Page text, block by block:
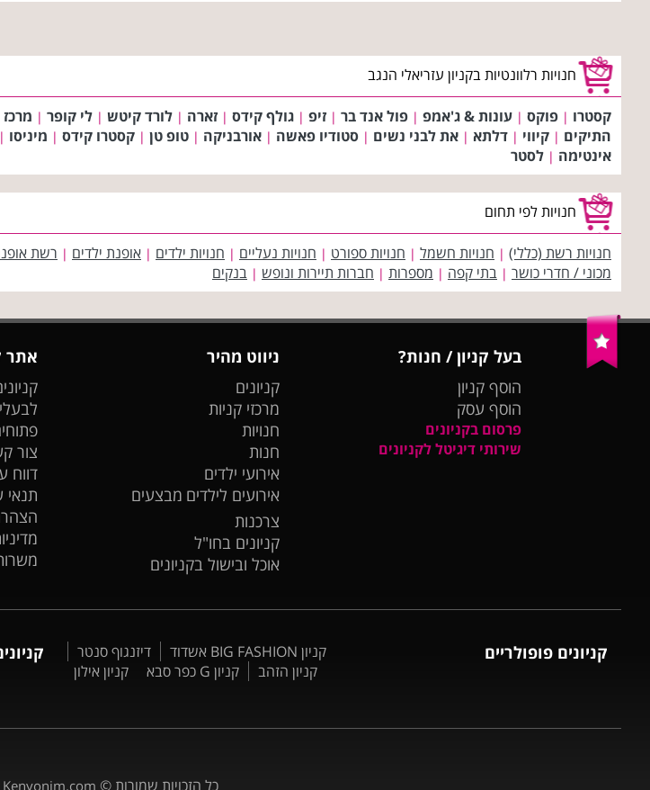
חנויות רלוונטיות בקניון עזריאלי הנגב
קסטרו | פוקס | עונות & ג'אמפ | פול אנד בר | זיפ | גולף קידס | זארה | לורד קיטש | לי קופר |
התיקים | קיווי | דלתא | את לבני נשים | סטודיו פאשה | אורבניקה | טופ טן | קסטרו קידס | מיניסו |
אינטימה | לסטר
חנויות לפי תחום
חנויות רשת (כללי) | חנויות חשמל | חנויות ספורט | חנויות נעליים | חנויות ילדים | אופנת ילדים | רשת
מכוני / חדרי כושר | בתי קפה | מספרות | חברות תיירות ונופש | בנקים
בעל קניון / חנות?
הוסף קניון
הוסף עסק
פרסום בקניונים
שירותי דיגיטל לקניונים
ניווט מהיר
קניונים
מרכזי קניות
חנויות
חנות
אירועי ילדים
אירועים לילדים מבצעים
צרכנות
קניונים בחו"ל
אוכל ובישול בקניונים
אתר
צור
דווח
תנאי
קניונים פופולריים קניון BIG FASHION אשדוד
דיזנגוף סנטר
קניון הזהב
קניון G כפר סבא קניון אילון
כל הזכויות שמורות © Kenyonim.com